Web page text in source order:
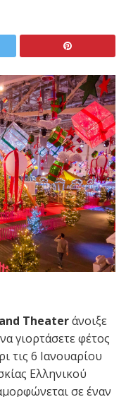
and Theaterάνοιξε
γιορτάσετε φέτος
τις 6 Ιανουαρίου
Ελληνικού
σε έναν